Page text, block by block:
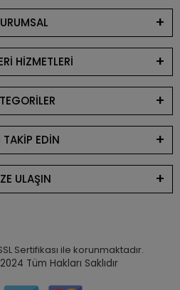
HİZMETLERİ
TAKİP EDİN
ULAŞIN
Sertifikası ile korunmaktadır.
Tüm Hakları Saklıdır